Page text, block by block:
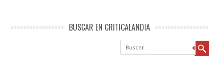
BUSCAR EN CRITICALANDIA
Buscar